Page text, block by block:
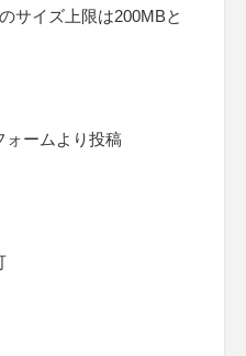
サイズ上限は200MBと
ォームより投稿